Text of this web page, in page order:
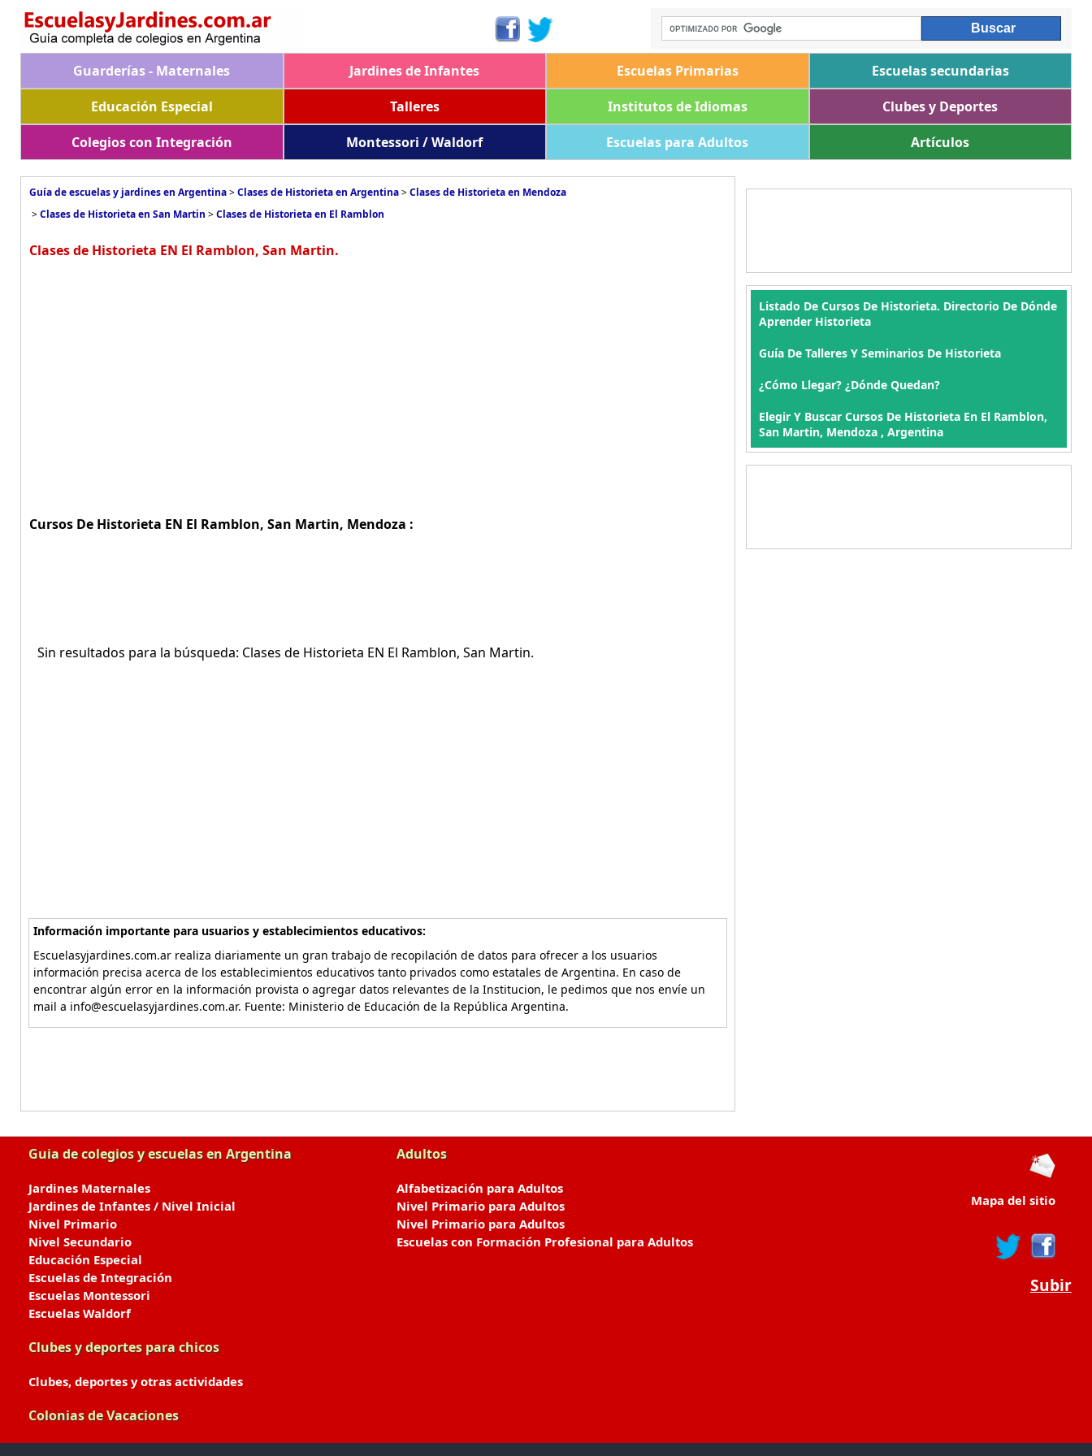
Guarderías - Maternales Jardines de Infantes Escuelas Primarias
Escuelas secundarias
Educación Especial
Talleres Institutos de Idiomas
Clubes y Deportes
Colegios con Integración
Montessori / Waldorf Escuelas para Adultos Artículos
Guía de escuelas y jardines en Argentina>Clases de Historieta en Argentina>Clases de Historieta en Mendoza
>Clases de Historieta en San Martin >Clases de Historieta en El Ramblon
Clases de Historieta EN El Ramblon, San Martin.
Cursos De Historieta EN El Ramblon, San Martin, Mendoza :
Sin resultados para la búsqueda: Clases de Historieta EN El Ramblon, San Martin.
Información importante para usuarios y establecimientos educativos:
Escuelasyjardines.com.ar realiza diariamente un gran trabajo de recopilación de datos para ofrecer a los usuarios
información precisa acerca de los establecimientos educativos tanto privados como estatales de Argentina. En caso de
encontrar algún error en la información provista o agregar datos relevantes de la Institucion, le pedimos que nos envíe un
mail a info@escuelasyjardines.com.ar. Fuente: Ministerio de Educación de la República Argentina.
Listado De Cursos De Historieta. Directorio De Dónde
Aprender Historieta
Guía De Talleres Y Seminarios De Historieta
¿Cómo Llegar? ¿Dónde Quedan?
Elegir Y Buscar Cursos De Historieta En El Ramblon,
San Martin, Mendoza , Argentina
Guia de colegios y escuelas en Argentina
Jardines Maternales
Jardines de Infantes / Nivel Inicial
Nivel Primario
Nivel Secundario
Educación Especial
Escuelas de Integración
Escuelas Montessori
Escuelas Waldorf
Clubes y deportes para chicos
Clubes, deportes y otras actividades
Colonias de Vacaciones
Adultos
Alfabetización para Adultos
Nivel Primario para Adultos
Nivel Primario para Adultos
Escuelas con Formación Profesional para Adultos
Mapa del sitio
Subir